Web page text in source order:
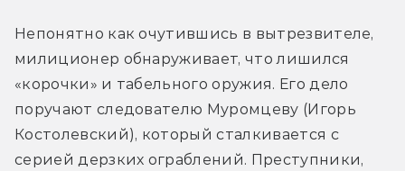
Непонятно как очутившись в вытрезвителе,
милиционер обнаруживает, что лишился
«корочки» и табельного оружия. Его дело
поручают следователю Муромцеву (Игорь
Костолевский), который сталкивается с
серией дерзких ограблений. Преступники,